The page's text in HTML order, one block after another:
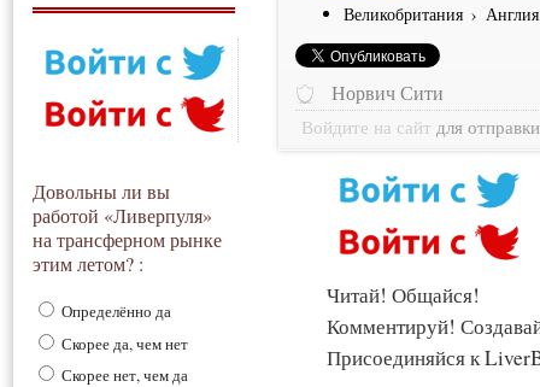
Довольны ли вы
работой «Ливерпуля»
на трансферном рынке
этим летом? :
Определённо да
Скорее да, чем нет
Скорее нет, чем да
Великобритания › Англия
Норвич Сити
Войдите на сайт для
Читай! Общайся!
Комментируй!
Присоединяйся к